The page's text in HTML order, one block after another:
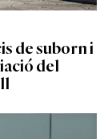
de suborn i
del